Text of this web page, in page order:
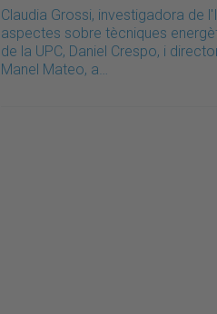
Claudia Grossi, investigadora de
aspectes sobre tècniques
de la UPC, Daniel Crespo, i
Manel Mateo, a…